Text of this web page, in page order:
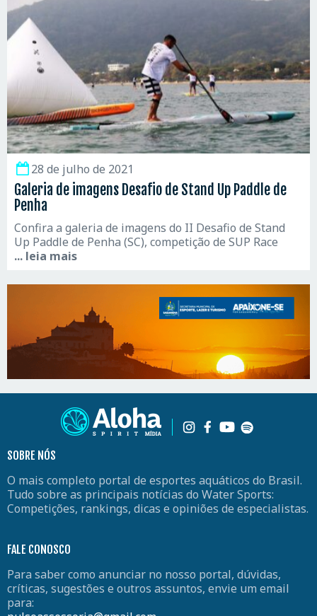
28 de julho de 2021
Galeria de imagens Desafio de Stand Up Paddle de
Penha
Confira a galeria de imagens do II Desafio de Stand
Up Paddle de Penha (SC), competição de SUP Race
... leia mais
SOBRE NÓS
O mais completo portal de esportes aquáticos do Brasil.
Tudo sobre as principais notícias do Water Sports:
Competições, rankings, dicas e opiniões de especialistas.
FALE CONOSCO
Para saber como anunciar no nosso portal, dúvidas,
críticas, sugestões e outros assuntos, envie um email
para: